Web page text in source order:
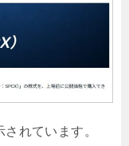
れています。